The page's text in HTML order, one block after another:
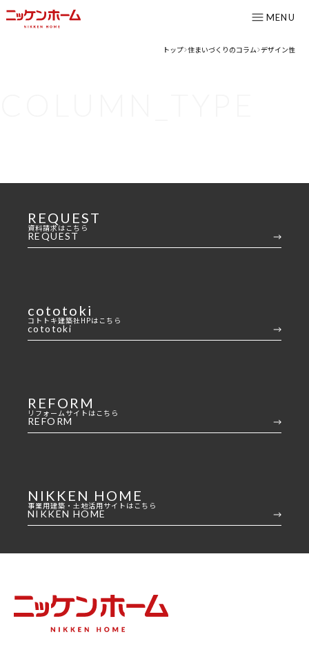
MENU
グレード紹介
こだわりのダイニング設計室
家づくりの流れ
スタッフブログ
住まいづくりのコラム
会社案内
スタッフ紹介
OBのお客様へ
プライバシーポリシー
MODEL HOUSE
トップ 住まいづくりのコラム デザイン性
REQUEST
資料請求はこちら
REQUEST
cototoki
コトトキ建築社HPはこちら
cototoki
REFORM
リフォームサイトはこちら
REFORM
NIKKEN HOME
事業用建築・土地活用サイトはこちら
NIKKEN HOME